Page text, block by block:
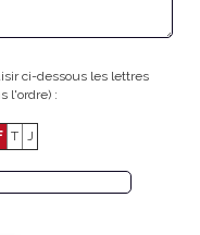
ci-dessous les lettres
l'ordre) :
T J